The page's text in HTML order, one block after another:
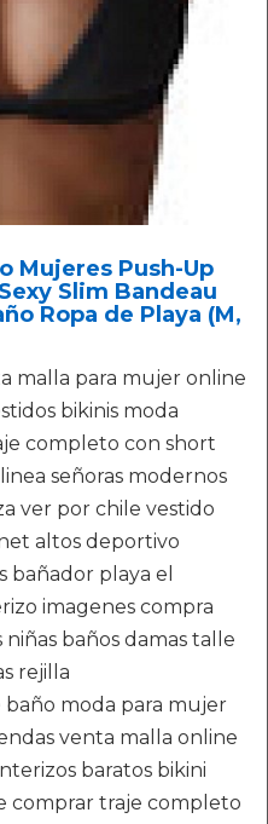
Mujeres Push-Up
Slim Bandeau
Ropa de Playa (M,
malla para mujer online
bikinis moda
completo con short
señoras modernos
ver por chile vestido
altos deportivo
bañador playa el
imagenes compra
baños damas talle
rejilla
moda para mujer
venta malla online
baratos bikini
comprar traje completo